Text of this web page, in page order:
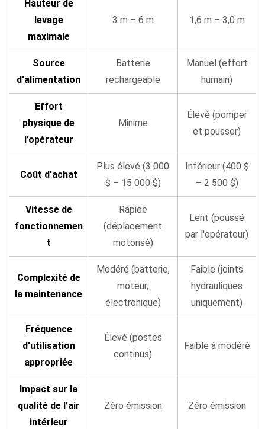
Industries
et
contextes
gerbeurs
manuels
excellent
11
Cadre
choisir
entre
électrique
12
Technologie
batteries :
comment
elle
façonne
les
performances
Hauteur de
levage
maximale
3 m – 6 m 1,6 m – 3,0 m
Source
d'alimentation
Batterie
rechargeable
Manuel (effort
humain)
Effort
physique de
l'opérateur
Minime
Élevé (pomper
et pousser)
Coût d'achat
Plus élevé (3 000
$ – 15 000 $)
Inférieur (400 $
– 2 500 $)
Vitesse de
fonctionnemen
t
Rapide
(déplacement
motorisé)
Lent (poussé
par l'opérateur)
Complexité de
la maintenance
Modéré (batterie,
moteur,
électronique)
Faible (joints
hydrauliques
uniquement)
Fréquence
d'utilisation
appropriée
Élevé (postes
continus)
Faible à modéré
Impact sur la
qualité de l’air
intérieur
Zéro émission Zéro émission